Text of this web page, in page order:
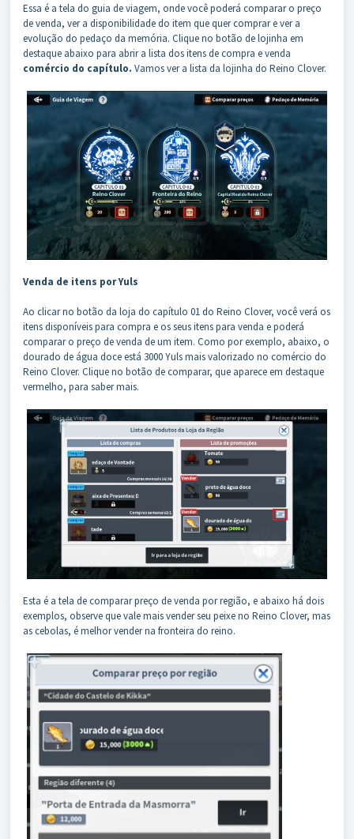
Essa é a tela do guia de viagem, onde você poderá comparar o preço
de venda, ver a disponibilidade do item que quer comprar e ver a
evolução do pedaço da memória. Clique no botão de lojinha em
destaque abaixo para abrir a lista dos itens de compra e venda
comércio do capítulo. Vamos ver a lista da lojinha do Reino Clover.
Venda de itens por Yuls
Ao clicar no botão da loja do capítulo 01 do Reino Clover, você verá os
itens disponíveis para compra e os seus itens para venda e poderá
comparar o preço de venda de um item. Como por exemplo, abaixo, o
dourado de água doce está 3000 Yuls mais valorizado no comércio do
Reino Clover. Clique no botão de comparar, que aparece em destaque
vermelho, para saber mais.
Esta é a tela de comparar preço de venda por região, e abaixo há dois
exemplos, observe que vale mais vender seu peixe no Reino Clover, mas
as cebolas, é melhor vender na fronteira do reino.